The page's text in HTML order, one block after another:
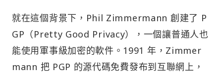
就在這個背景下，Phil Zimmermann 創建了 P
GP（Pretty Good Privacy），一個讓普通人也
能使用軍事級加密的軟件。1991 年，Zimmer
mann 把 PGP 的源代碼免費發布到互聯網上，